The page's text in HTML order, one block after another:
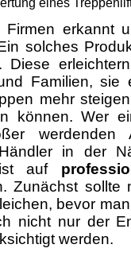
Firmen erkannt
solches
. Diese
Familien, sie
mehr
können. Wer
werdenden
in der
ist auf
Zunächst sollte
, bevor
nicht nur der
werden.